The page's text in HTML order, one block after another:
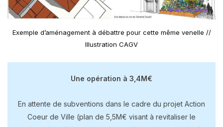
Exemple d’aménagement à débattre pour cette même venelle //
Illustration CAGV
Une opération à 3,4M€
En attente de subventions dans le cadre du projet Action
Coeur de Ville (plan de 5,5M€ visant à revitaliser le